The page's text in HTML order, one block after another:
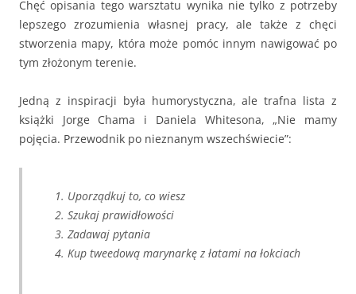
Chęć opisania tego warsztatu wynika nie tylko z potrzeby
lepszego zrozumienia własnej pracy, ale także z chęci
stworzenia mapy, która może pomóc innym nawigować po
tym złożonym terenie.
Jedną z inspiracji była humorystyczna, ale trafna lista z
książki Jorge Chama i Daniela Whitesona, „Nie mamy
pojęcia. Przewodnik po nieznanym wszechświecie”:
Uporządkuj to, co wiesz
Szukaj prawidłowości
Zadawaj pytania
Kup tweedową marynarkę z łatami na łokciach